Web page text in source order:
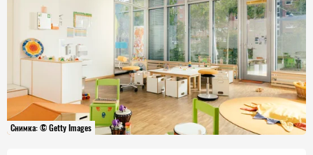
Снимка: © Getty Images